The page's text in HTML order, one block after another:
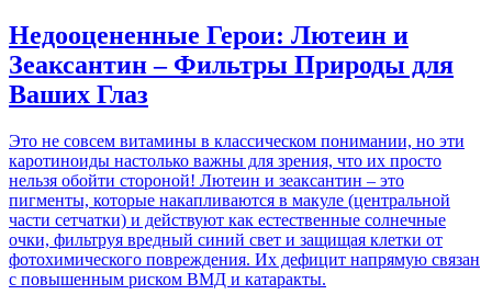
Недооцененные Герои: Лютеин и
Зеаксантин – Фильтры Природы для
Ваших Глаз
Это не совсем витамины в классическом понимании, но эти
каротиноиды настолько важны для зрения, что их просто
нельзя обойти стороной! Лютеин и зеаксантин – это
пигменты, которые накапливаются в макуле (центральной
части сетчатки) и действуют как естественные солнечные
очки, фильтруя вредный синий свет и защищая клетки от
фотохимического повреждения. Их дефицит напрямую связан
с повышенным риском ВМД и катаракты.